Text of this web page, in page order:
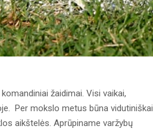
žaidimai. Visi vaikai,
Per mokslo metus būna vidutiniškai
aikštelės. Aprūpiname varžybų